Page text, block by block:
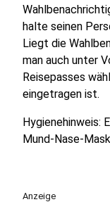
halte seinen
Liegt die
man auch unter
Reisepasses
eingetragen ist.
Hygienehinweis:
Mund-Nase-
Anzeige